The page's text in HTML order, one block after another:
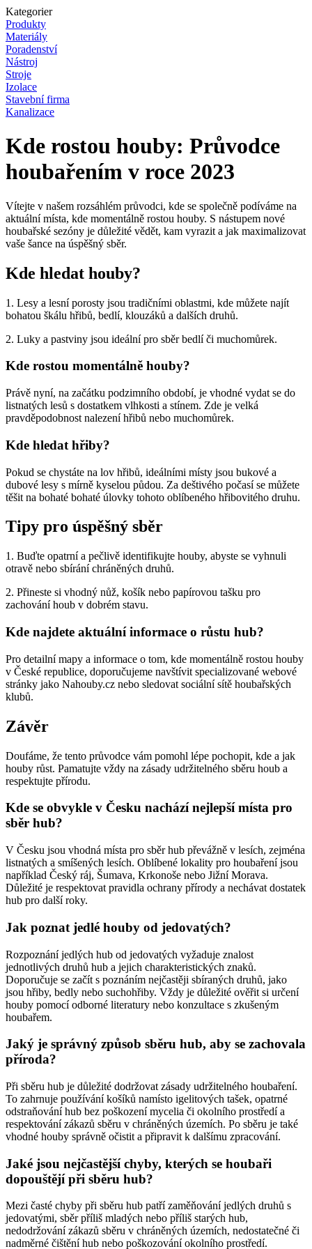
Kategorier
Produkty
Materiály
Poradenství
Nástroj
Stroje
Izolace
Stavební firma
Kanalizace
Kde rostou houby: Průvodce
houbařením v roce 2023
Vítejte v našem rozsáhlém průvodci, kde se společně podíváme na
aktuální místa, kde momentálně rostou houby. S nástupem nové
houbařské sezóny je důležité vědět, kam vyrazit a jak maximalizovat
vaše šance na úspěšný sběr.
Kde hledat houby?
1. Lesy a lesní porosty jsou tradičními oblastmi, kde můžete najít
bohatou škálu hřibů, bedlí, klouzáků a dalších druhů.
2. Luky a pastviny jsou ideální pro sběr bedlí či muchomůrek.
Kde rostou momentálně houby?
Právě nyní, na začátku podzimního období, je vhodné vydat se do
listnatých lesů s dostatkem vlhkosti a stínem. Zde je velká
pravděpodobnost nalezení hřibů nebo muchomůrek.
Kde hledat hřiby?
Pokud se chystáte na lov hřibů, ideálními místy jsou bukové a
dubové lesy s mírně kyselou půdou. Za deštivého počasí se můžete
těšit na bohaté bohaté úlovky tohoto oblíbeného hřibovitého druhu.
Tipy pro úspěšný sběr
1. Buďte opatrní a pečlivě identifikujte houby, abyste se vyhnuli
otravě nebo sbírání chráněných druhů.
2. Přineste si vhodný nůž, košík nebo papírovou tašku pro
zachování houb v dobrém stavu.
Kde najdete aktuální informace o růstu hub?
Pro detailní mapy a informace o tom, kde momentálně rostou houby
v České republice, doporučujeme navštívit specializované webové
stránky jako Nahouby.cz nebo sledovat sociální sítě houbařských
klubů.
Závěr
Doufáme, že tento průvodce vám pomohl lépe pochopit, kde a jak
houby růst. Pamatujte vždy na zásady udržitelného sběru houb a
respektujte přírodu.
Kde se obvykle v Česku nachází nejlepší místa pro
sběr hub?
V Česku jsou vhodná místa pro sběr hub převážně v lesích, zejména
listnatých a smíšených lesích. Oblíbené lokality pro houbaření jsou
například Český ráj, Šumava, Krkonoše nebo Jižní Morava.
Důležité je respektovat pravidla ochrany přírody a nechávat dostatek
hub pro další roky.
Jak poznat jedlé houby od jedovatých?
Rozpoznání jedlých hub od jedovatých vyžaduje znalost
jednotlivých druhů hub a jejich charakteristických znaků.
Doporučuje se začít s poznáním nejčastěji sbíraných druhů, jako
jsou hřiby, bedly nebo suchohřiby. Vždy je důležité ověřit si určení
houby pomocí odborné literatury nebo konzultace s zkušeným
houbařem.
Jaký je správný způsob sběru hub, aby se zachovala
příroda?
Při sběru hub je důležité dodržovat zásady udržitelného houbaření.
To zahrnuje používání košíků namísto igelitových tašek, opatrné
odstraňování hub bez poškození mycelia či okolního prostředí a
respektování zákazů sběru v chráněných územích. Po sběru je také
vhodné houby správně očistit a připravit k dalšímu zpracování.
Jaké jsou nejčastější chyby, kterých se houbaři
dopouštějí při sběru hub?
Mezi časté chyby při sběru hub patří zaměňování jedlých druhů s
jedovatými, sběr příliš mladých nebo příliš starých hub,
nedodržování zákazů sběru v chráněných územích, nedostatečné či
nadměrné čištění hub nebo poškozování okolního prostředí.